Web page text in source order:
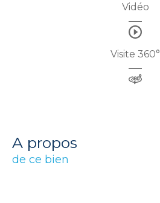
Vidéo
Visite 360°
a propos
de ce bien